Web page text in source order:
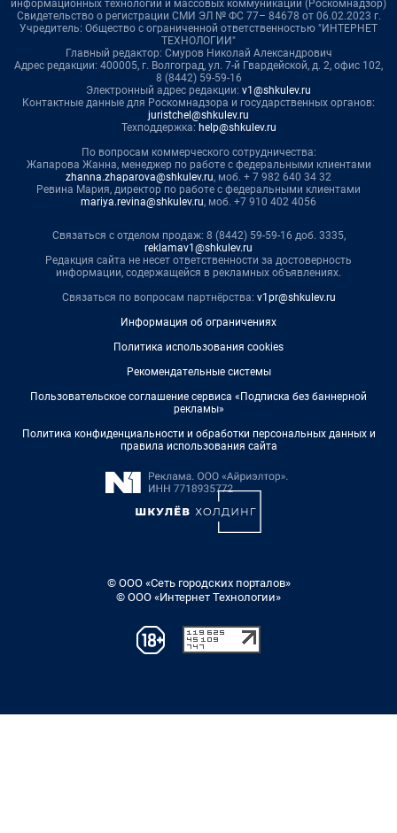
информационных технологий и массовых коммуникаций (Роскомнадзор)
Свидетельство о регистрации СМИ ЭЛ № ФС 77– 84678 от 06.02.2023 г.
Учредитель: Общество с ограниченной ответственностью "ИНТЕРНЕТ
ТЕХНОЛОГИИ"
Главный редактор: Смуров Николай Александрович
Адрес редакции: 400005, г. Волгоград, ул. 7-й Гвардейской, д. 2, офис 102,
8 (8442) 59-59-16
Электронный адрес редакции: v1@shkulev.ru
Контактные данные для Роскомнадзора и государственных органов:
juristchel@shkulev.ru
Техподдержка: help@shkulev.ru
По вопросам коммерческого сотрудничества:
Жапарова Жанна, менеджер по работе с федеральными клиентами
zhanna.zhaparova@shkulev.ru, моб. + 7 982 640 34 32
Ревина Мария, директор по работе с федеральными клиентами
mariya.revina@shkulev.ru, моб. +7 910 402 4056
Связаться с отделом продаж: 8 (8442) 59-59-16 доб. 3335,
reklamav1@shkulev.ru
Редакция сайта не несет ответственности за достоверность
информации, содержащейся в рекламных объявлениях.
Связаться по вопросам партнёрства: v1pr@shkulev.ru
Информация об ограничениях
Политика использования cookies
Рекомендательные системы
Пользовательское соглашение сервиса «Подписка без баннерной
рекламы»
Политика конфиденциальности и обработки персональных данных и
правила использования сайта
© ООО «Сеть городских порталов»
© ООО «Интернет Технологии»